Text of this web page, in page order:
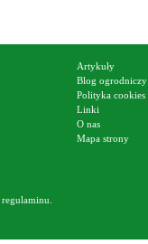
Artykuły
Blog ogrodniczy
Polityka cookies
Linki
O nas
Mapa strony
regulaminu.